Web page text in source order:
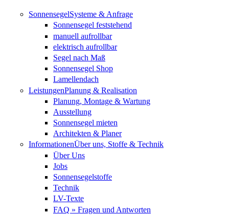
Direkt zum Inhalt
SonnensegelSysteme & Anfrage
Sonnensegel feststehend
manuell aufrollbar
elektrisch aufrollbar
Segel nach Maß
Sonnensegel Shop
Lamellendach
LeistungenPlanung & Realisation
Planung, Montage & Wartung
Ausstellung
Sonnensegel mieten
Architekten & Planer
InformationenÜber uns, Stoffe & Technik
Über Uns
Jobs
Sonnensegelstoffe
Technik
LV-Texte
FAQ » Fragen und Antworten